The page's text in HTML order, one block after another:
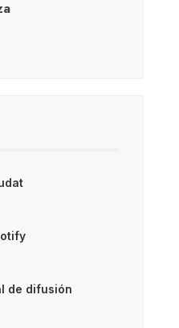
de difusión